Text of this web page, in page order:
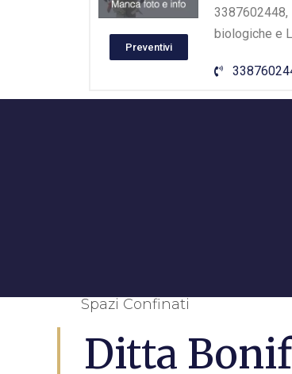
Preventivi
3387602448,
biologiche e
Spazi Confinati
Ditta